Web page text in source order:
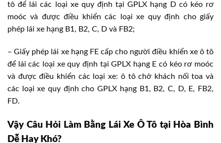
tô để lái các loại xe quy định tại GPLX hạng D có kéo rơ
moóc và được điều khiển các loại xe quy định cho giấy
phép lái xe hạng B1, B2, C, D và FB2;
– Giấy phép lái xe hạng FE cấp cho người điều khiển xe ô tô
để lái các loại xe quy định tại GPLX hạng E có kéo rơ moóc
và được điều khiển các loại xe: ô tô chở khách nối toa và
các loại xe quy định cho GPLX hạng B1, B2, C, D, E, FB2,
FD.
Vậy Câu Hỏi Làm Bằng Lái Xe Ô Tô tại Hòa Bình
Dễ Hay Khó?